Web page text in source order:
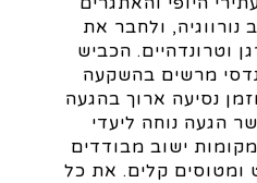
ולחבר את
וטרונדהיים. הכביש
מרשים בהשקעה
נסיעה ארוך בהגעה
הגעה נוחה ליעדי
ישוב מבודדים
ומטוסים קלים. את כל